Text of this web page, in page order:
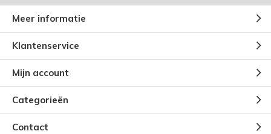
Meer informatie
Klantenservice
Mijn account
Categorieën
Contact